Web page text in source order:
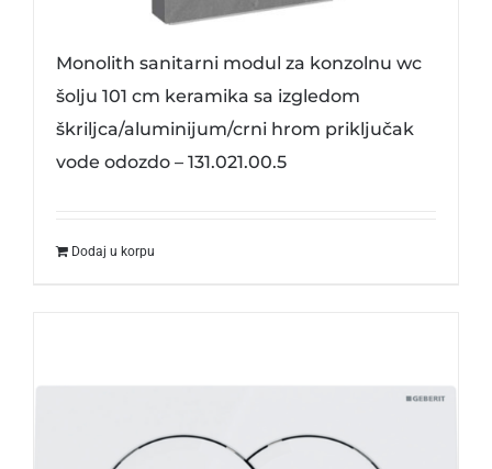
Monolith sanitarni modul za konzolnu wc
šolju 101 cm keramika sa izgledom
škriljca/aluminijum/crni hrom priključak
vode odozdo – 131.021.00.5
Dodaj u korpu